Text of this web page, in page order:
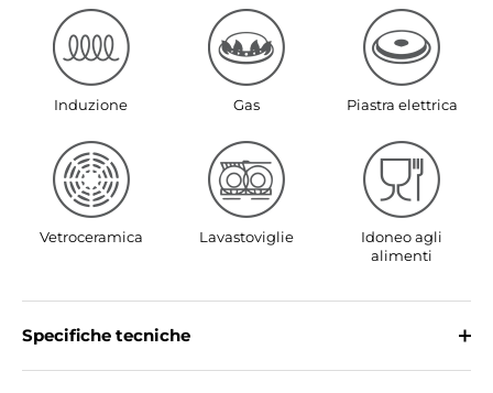
Induzione Gas Piastra elettrica
Vetroceramica Lavastoviglie
Idoneo agli
alimenti
Specifiche tecniche